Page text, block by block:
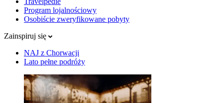
Program lojalnościowy
Osobiście zweryfikowane pobyty
Zainspiruj się
NAJ z Chorwacji
Lato pełne podróży